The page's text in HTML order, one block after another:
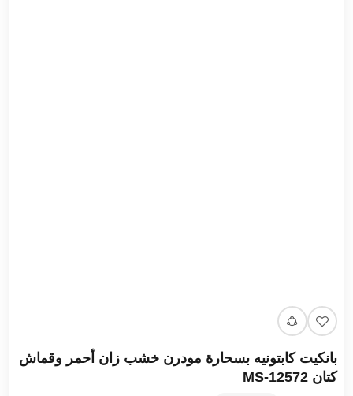
بانكيت كابتونيه بسحارة مودرن خشب زان أحمر وقماش
كتان MS-12572